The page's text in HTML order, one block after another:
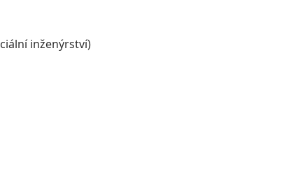
inženýrství)